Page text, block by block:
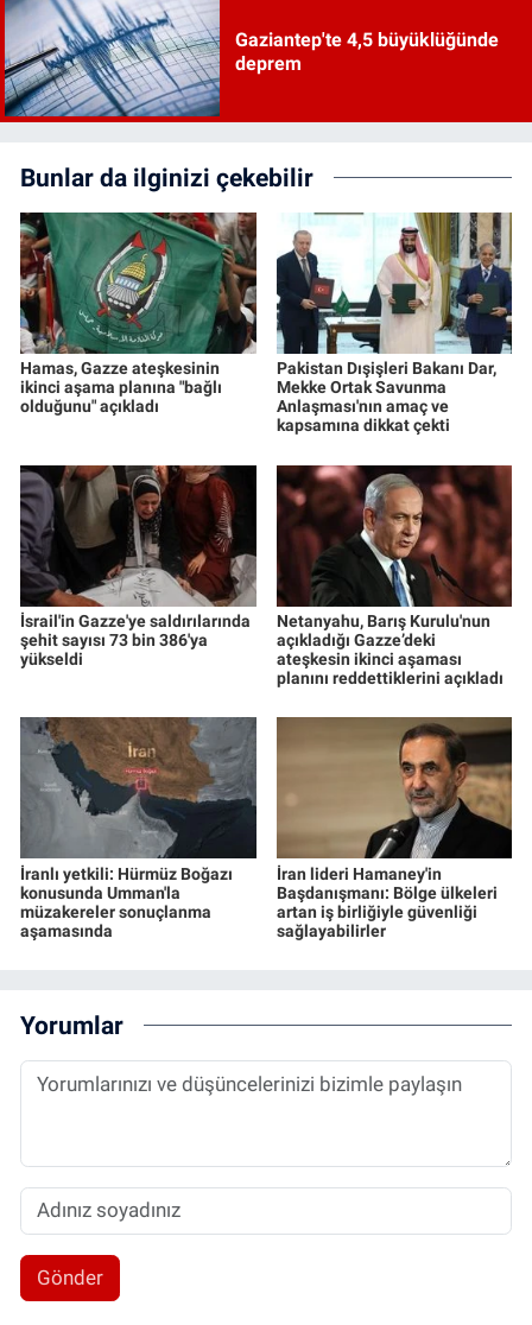
Gaziantep'te 4,5 büyüklüğünde
deprem
Bunlar da ilginizi çekebilir
Hamas, Gazze ateşkesinin
ikinci aşama planına "bağlı
olduğunu" açıkladı
Pakistan Dışişleri Bakanı Dar,
Mekke Ortak Savunma
Anlaşması'nın amaç ve
kapsamına dikkat çekti
İsrail'in Gazze'ye saldırılarında
şehit sayısı 73 bin 386'ya
yükseldi
Netanyahu, Barış Kurulu'nun
açıkladığı Gazze’deki
ateşkesin ikinci aşaması
planını reddettiklerini açıkladı
İranlı yetkili: Hürmüz Boğazı
konusunda Umman'la
müzakereler sonuçlanma
aşamasında
İran lideri Hamaney'in
Başdanışmanı: Bölge ülkeleri
artan iş birliğiyle güvenliği
sağlayabilirler
Yorumlar
Gönder